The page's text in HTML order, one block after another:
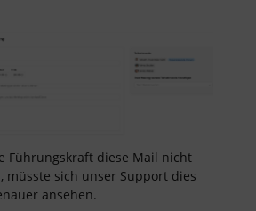
Führungskraft diese Mail nicht
müsste sich unser Support dies
ansehen.